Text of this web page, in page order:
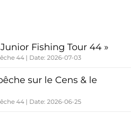
Fishing Tour 44 »
44 Date: 2026-07-03
sur le Cens & le
44 Date: 2026-06-25